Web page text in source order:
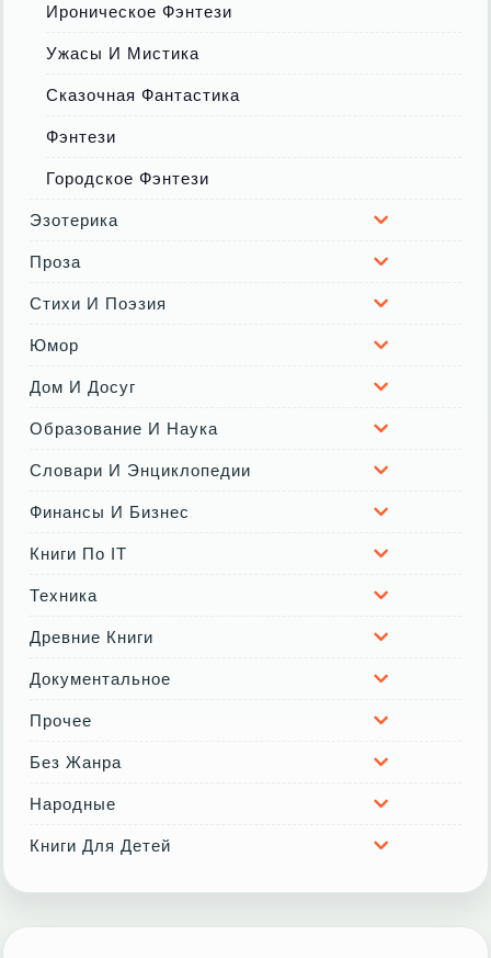
Ироническое Фэнтези
Ужасы И Мистика
Сказочная Фантастика
Фэнтези
Городское Фэнтези
Эзотерика
Проза
Стихи И Поэзия
Юмор
Дом И Досуг
Образование И Наука
Словари И Энциклопедии
Финансы И Бизнес
Книги По IT
Техника
Древние Книги
Документальное
Прочее
Без Жанра
Народные
Книги Для Детей